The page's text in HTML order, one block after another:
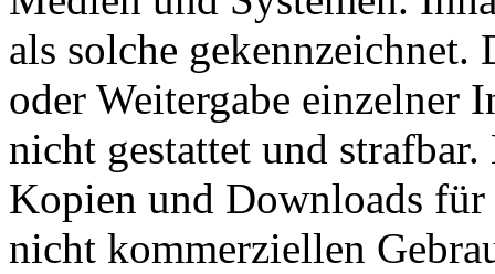
als solche
oder Weitergabe einzelner
nicht gestattet und
Kopien und Downloads
nicht kommerziellen